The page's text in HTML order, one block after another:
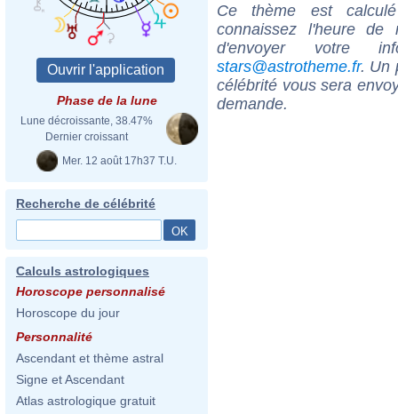
Phase de la lune
Lune décroissante, 38.47%
Dernier croissant
Mer. 12 août 17h37 T.U.
Recherche de célébrité
Calculs astrologiques
Horoscope personnalisé
Horoscope du jour
Personnalité
Ascendant et thème astral
Signe et Ascendant
Atlas astrologique gratuit
Ce thème est
connaissez l'heure de
d'envoyer votre
stars@astrotheme.fr. Un
célébrité vous sera
demande.